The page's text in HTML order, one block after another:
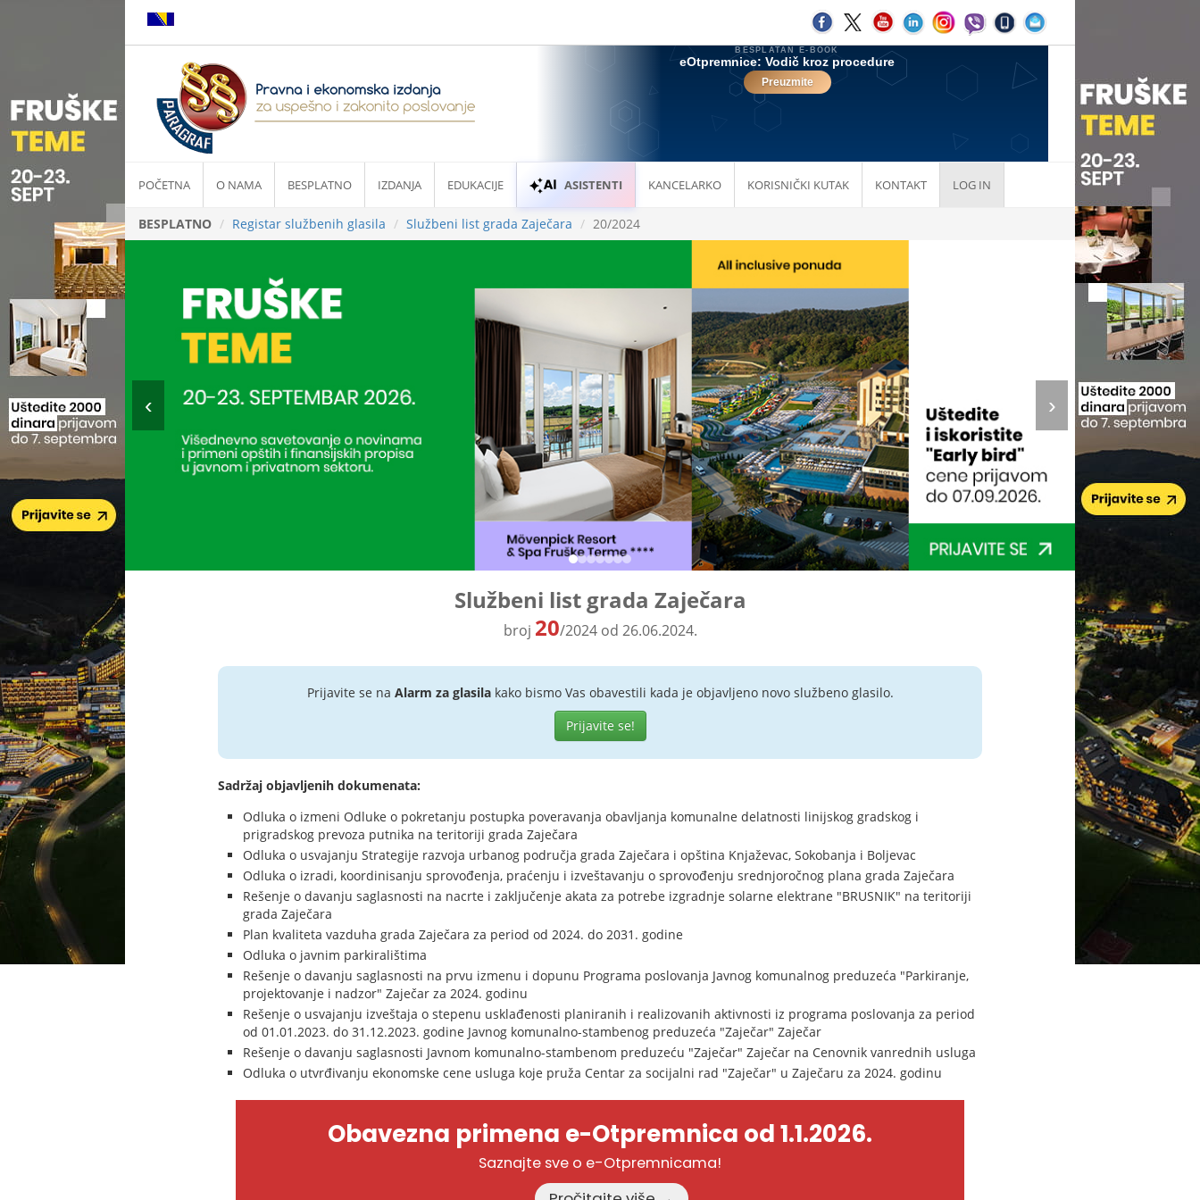
POČETNA O NAMA BESPLATNO IZDANJA EDUKACIJE ASISTENTI KANCELARKO KORISNIČKI KUTAK KONTAKT LOG IN
BESPLATNO Registar službenih glasila Službeni list grada Zaječara 20/2024
Službeni list grada Zaječara
broj 20/2024 od 26.06.2024.
Prijavite se na Alarm za glasilakako bismo Vas obavestili kada je objavljeno novo službeno glasilo.
Prijavite se!
Sadržaj objavljenih dokumenata:
Odluka o izmeni Odluke o pokretanju postupka poveravanja obavljanja komunalne delatnosti linijskog gradskog i
prigradskog prevoza putnika na teritoriji grada Zaječara
Odluka o usvajanju Strategije razvoja urbanog područja grada Zaječara i opština Knjaževac, Sokobanja i Boljevac
Odluka o izradi, koordinisanju sprovođenja, praćenju i izveštavanju o sprovođenju srednjoročnog plana grada Zaječara
Rešenje o davanju saglasnosti na nacrte i zaključenje akata za potrebe izgradnje solarne elektrane "BRUSNIK" na teritoriji
grada Zaječara
Plan kvaliteta vazduha grada Zaječara za period od 2024. do 2031. godine
Odluka o javnim parkiralištima
Rešenje o davanju saglasnosti na prvu izmenu i dopunu Programa poslovanja Javnog komunalnog preduzeća "Parkiranje,
projektovanje i nadzor" Zaječar za 2024. godinu
Rešenje o usvajanju izveštaja o stepenu usklađenosti planiranih i realizovanih aktivnosti iz programa poslovanja za period
od 01.01.2023. do 31.12.2023. godine Javnog komunalno-stambenog preduzeća "Zaječar" Zaječar
Rešenje o davanju saglasnosti Javnom komunalno-stambenom preduzeću "Zaječar" Zaječar na Cenovnik vanrednih usluga
Odluka o utvrđivanju ekonomske cene usluga koje pruža Centar za socijalni rad "Zaječar" u Zaječaru za 2024. godinu
Obavezna primena e-Otpremnica od 1.1.2026.
Saznajte sve o e-Otpremnicama!